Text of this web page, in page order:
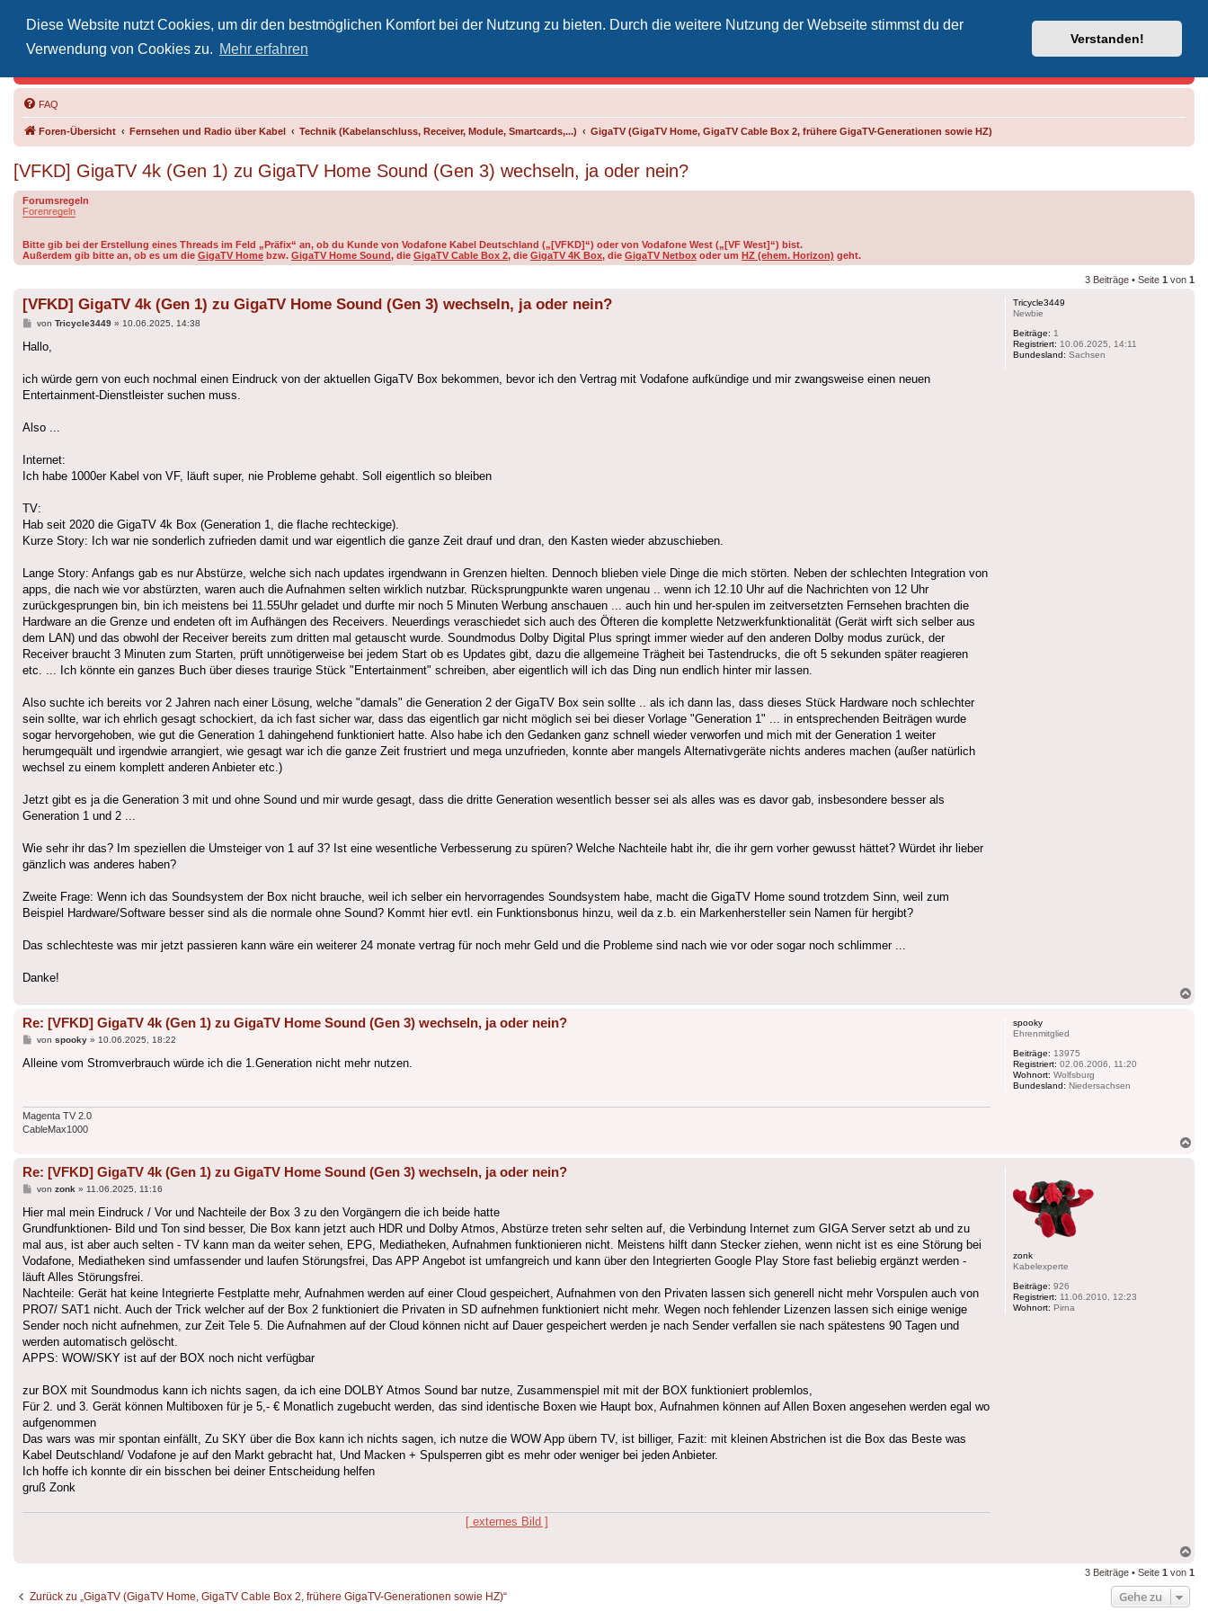
Diese Website nutzt Cookies, um dir den bestmöglichen Komfort bei der Nutzung zu bieten. Durch die weitere Nutzung der Webseite stimmst du der
Verwendung von Cookies zu. Mehr erfahren
Verstanden!
Vodafone-Kabel-Helpdesk
FAQ
Foren-Übersicht Fernsehen und Radio über Kabel Technik (Kabelanschluss, Receiver, Module, Smartcards,...) GigaTV (GigaTV Home, GigaTV Cable Box 2, frühere GigaTV-Generationen sowie HZ)
[VFKD] GigaTV 4k (Gen 1) zu GigaTV Home Sound (Gen 3) wechseln, ja oder nein?
Forumsregeln
Forenregeln
Bitte gib bei der Erstellung eines Threads im Feld „Präfix“ an, ob du Kunde von Vodafone Kabel Deutschland („[VFKD]“) oder von Vodafone West („[VF West]“) bist.
Außerdem gib bitte an, ob es um die GigaTV Home bzw. GigaTV Home Sound, die GigaTV Cable Box 2, die GigaTV 4K Box, die GigaTV Netbox oder um HZ (ehem. Horizon) geht.
3 Beiträge • Seite 1 von 1
Tricycle3449
Newbie
Beiträge: 1
Registriert: 10.06.2025, 14:11
Bundesland: Sachsen
[VFKD] GigaTV 4k (Gen 1) zu GigaTV Home Sound (Gen 3) wechseln, ja oder nein?
Beitrag
von Tricycle3449» 10.06.2025, 14:38
Hallo,
ich würde gern von euch nochmal einen Eindruck von der aktuellen GigaTV Box bekommen, bevor ich den Vertrag mit Vodafone aufkündige und mir zwangsweise einen neuen
Entertainment-Dienstleister suchen muss.
Also ...
Internet:
Ich habe 1000er Kabel von VF, läuft super, nie Probleme gehabt. Soll eigentlich so bleiben
TV:
Hab seit 2020 die GigaTV 4k Box (Generation 1, die flache rechteckige).
Kurze Story: Ich war nie sonderlich zufrieden damit und war eigentlich die ganze Zeit drauf und dran, den Kasten wieder abzuschieben.
Lange Story: Anfangs gab es nur Abstürze, welche sich nach updates irgendwann in Grenzen hielten. Dennoch blieben viele Dinge die mich störten. Neben der schlechten Integration von
apps, die nach wie vor abstürzten, waren auch die Aufnahmen selten wirklich nutzbar. Rücksprungpunkte waren ungenau .. wenn ich 12.10 Uhr auf die Nachrichten von 12 Uhr
zurückgesprungen bin, bin ich meistens bei 11.55Uhr geladet und durfte mir noch 5 Minuten Werbung anschauen ... auch hin und her-spulen im zeitversetzten Fernsehen brachten die
Hardware an die Grenze und endeten oft im Aufhängen des Receivers. Neuerdings veraschiedet sich auch des Öfteren die komplette Netzwerkfunktionalität (Gerät wirft sich selber aus
dem LAN) und das obwohl der Receiver bereits zum dritten mal getauscht wurde. Soundmodus Dolby Digital Plus springt immer wieder auf den anderen Dolby modus zurück, der
Receiver braucht 3 Minuten zum Starten, prüft unnötigerweise bei jedem Start ob es Updates gibt, dazu die allgemeine Trägheit bei Tastendrucks, die oft 5 sekunden später reagieren
etc. ... Ich könnte ein ganzes Buch über dieses traurige Stück "Entertainment" schreiben, aber eigentlich will ich das Ding nun endlich hinter mir lassen.
Also suchte ich bereits vor 2 Jahren nach einer Lösung, welche "damals" die Generation 2 der GigaTV Box sein sollte .. als ich dann las, dass dieses Stück Hardware noch schlechter
sein sollte, war ich ehrlich gesagt schockiert, da ich fast sicher war, dass das eigentlich gar nicht möglich sei bei dieser Vorlage "Generation 1" ... in entsprechenden Beiträgen wurde
sogar hervorgehoben, wie gut die Generation 1 dahingehend funktioniert hatte. Also habe ich den Gedanken ganz schnell wieder verworfen und mich mit der Generation 1 weiter
herumgequält und irgendwie arrangiert, wie gesagt war ich die ganze Zeit frustriert und mega unzufrieden, konnte aber mangels Alternativgeräte nichts anderes machen (außer natürlich
wechsel zu einem komplett anderen Anbieter etc.)
Jetzt gibt es ja die Generation 3 mit und ohne Sound und mir wurde gesagt, dass die dritte Generation wesentlich besser sei als alles was es davor gab, insbesondere besser als
Generation 1 und 2 ...
Wie sehr ihr das? Im speziellen die Umsteiger von 1 auf 3? Ist eine wesentliche Verbesserung zu spüren? Welche Nachteile habt ihr, die ihr gern vorher gewusst hättet? Würdet ihr lieber
gänzlich was anderes haben?
Zweite Frage: Wenn ich das Soundsystem der Box nicht brauche, weil ich selber ein hervorragendes Soundsystem habe, macht die GigaTV Home sound trotzdem Sinn, weil zum
Beispiel Hardware/Software besser sind als die normale ohne Sound? Kommt hier evtl. ein Funktionsbonus hinzu, weil da z.b. ein Markenhersteller sein Namen für hergibt?
Das schlechteste was mir jetzt passieren kann wäre ein weiterer 24 monate vertrag für noch mehr Geld und die Probleme sind nach wie vor oder sogar noch schlimmer ...
Danke!
spooky
Ehrenmitglied
Beiträge: 13975
Registriert: 02.06.2006, 11:20
Wohnort: Wolfsburg
Bundesland: Niedersachsen
Re: [VFKD] GigaTV 4k (Gen 1) zu GigaTV Home Sound (Gen 3) wechseln, ja oder nein?
Beitrag
von spooky» 10.06.2025, 18:22
Alleine vom Stromverbrauch würde ich die 1.Generation nicht mehr nutzen.
Magenta TV 2.0
CableMax1000
zonk
Kabelexperte
Beiträge: 926
Registriert: 11.06.2010, 12:23
Wohnort: Pirna
Re: [VFKD] GigaTV 4k (Gen 1) zu GigaTV Home Sound (Gen 3) wechseln, ja oder nein?
Beitrag
von zonk» 11.06.2025, 11:16
Hier mal mein Eindruck / Vor und Nachteile der Box 3 zu den Vorgängern die ich beide hatte
Grundfunktionen- Bild und Ton sind besser, Die Box kann jetzt auch HDR und Dolby Atmos, Abstürze treten sehr selten auf, die Verbindung Internet zum GIGA Server setzt ab und zu
mal aus, ist aber auch selten - TV kann man da weiter sehen, EPG, Mediatheken, Aufnahmen funktionieren nicht. Meistens hilft dann Stecker ziehen, wenn nicht ist es eine Störung bei
Vodafone, Mediatheken sind umfassender und laufen Störungsfrei, Das APP Angebot ist umfangreich und kann über den Integrierten Google Play Store fast beliebig ergänzt werden -
läuft Alles Störungsfrei.
Nachteile: Gerät hat keine Integrierte Festplatte mehr, Aufnahmen werden auf einer Cloud gespeichert, Aufnahmen von den Privaten lassen sich generell nicht mehr Vorspulen auch von
PRO7/ SAT1 nicht. Auch der Trick welcher auf der Box 2 funktioniert die Privaten in SD aufnehmen funktioniert nicht mehr. Wegen noch fehlender Lizenzen lassen sich einige wenige
Sender noch nicht aufnehmen, zur Zeit Tele 5. Die Aufnahmen auf der Cloud können nicht auf Dauer gespeichert werden je nach Sender verfallen sie nach spätestens 90 Tagen und
werden automatisch gelöscht.
APPS: WOW/SKY ist auf der BOX noch nicht verfügbar
zur BOX mit Soundmodus kann ich nichts sagen, da ich eine DOLBY Atmos Sound bar nutze, Zusammenspiel mit mit der BOX funktioniert problemlos,
Für 2. und 3. Gerät können Multiboxen für je 5,- € Monatlich zugebucht werden, das sind identische Boxen wie Haupt box, Aufnahmen können auf Allen Boxen angesehen werden egal wo
aufgenommen
Das wars was mir spontan einfällt, Zu SKY über die Box kann ich nichts sagen, ich nutze die WOW App übern TV, ist billiger, Fazit: mit kleinen Abstrichen ist die Box das Beste was
Kabel Deutschland/ Vodafone je auf den Markt gebracht hat, Und Macken + Spulsperren gibt es mehr oder weniger bei jeden Anbieter.
Ich hoffe ich konnte dir ein bisschen bei deiner Entscheidung helfen
gruß Zonk
[ externes Bild ]
3 Beiträge • Seite 1 von 1
Zurück zu „GigaTV (GigaTV Home, GigaTV Cable Box 2, frühere GigaTV-Generationen sowie HZ)“ Gehe zu